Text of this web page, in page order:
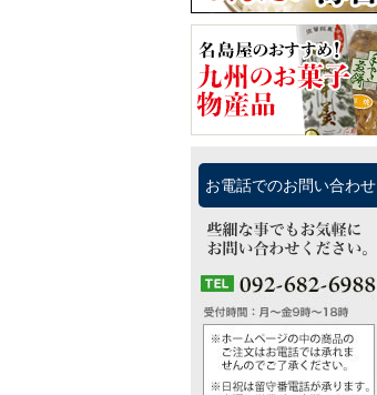
お電話でのお問い合わせ